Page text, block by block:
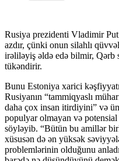
Rusiya prezidenti Vladimir
azdır, çünki onun silahlı
irəliləyiş əldə edə bilmir, Qərb
tükəndirir.
Bunu Estoniya xarici
Rusiyanın “tammiqyaslı
daha çox insan itirdiyini” və
populyar olmayan və
söyləyib. “Bütün bu amillər
xüsusən də ən yüksək
problemlərinin olduğunu